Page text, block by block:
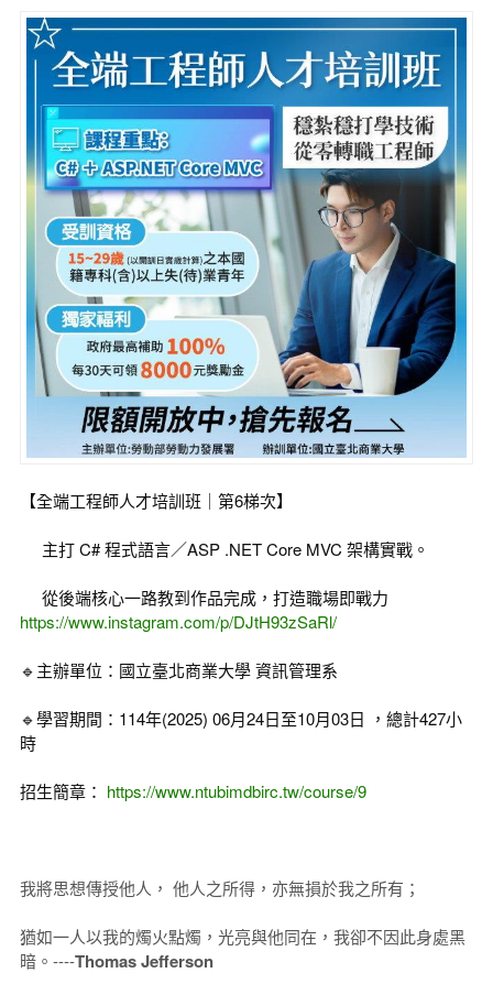
【全端工程師人才培訓班｜第6梯次】
主打 C# 程式語言／ASP .NET Core MVC 架構實戰。
從後端核心一路教到作品完成，打造職場即戰力
https://www.instagram.com/p/DJtH93zSaRl/
🔹主辦單位：國立臺北商業大學 資訊管理系
🔹學習期間：114年(2025) 06月24日至10月03日 ，總計427小
時
招生簡章： https://www.ntubimdbirc.tw/course/9
我將思想傳授他人， 他人之所得，亦無損於我之所有；
猶如一人以我的燭火點燭，光亮與他同在，我卻不因此身處黑
暗。----Thomas Jefferson